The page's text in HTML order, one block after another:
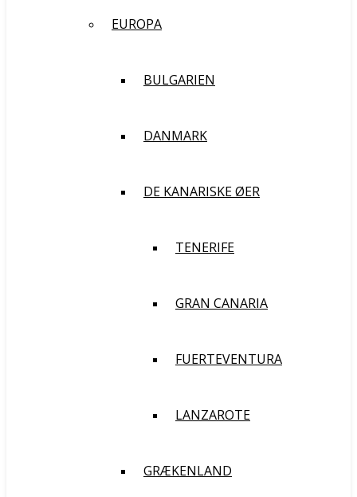
EUROPA
BULGARIEN
DANMARK
DE KANARISKE ØER
TENERIFE
GRAN CANARIA
FUERTEVENTURA
LANZAROTE
GRÆKENLAND